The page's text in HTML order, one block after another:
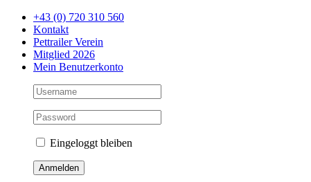
Zum
Inhalt
springen
+43 (0) 720 310 560
Kontakt
Pettrailer Verein
Mitglied 2026
Mein Benutzerkonto
Eingeloggt bleiben